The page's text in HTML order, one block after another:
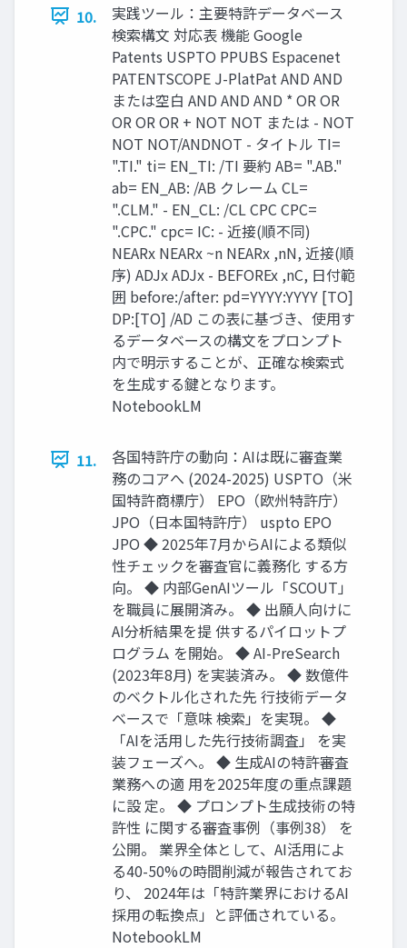
10.
実践ツール：主要特許データベース
検索構文 対応表 機能 Google
Patents USPTO PPUBS Espacenet
PATENTSCOPE J-PlatPat AND AND
または空白 AND AND AND * OR OR
OR OR OR + NOT NOT または - NOT
NOT NOT/ANDNOT - タイトル TI=
".TI." ti= EN_TI: /TI 要約 AB= ".AB."
ab= EN_AB: /AB クレーム CL=
".CLM." - EN_CL: /CL CPC CPC=
".CPC." cpc= IC: - 近接(順不同)
NEARx NEARx ~n NEARx ,nN, 近接(順
序) ADJx ADJx - BEFOREx ,nC, 日付範
囲 before:/after: pd=YYYY:YYYY [TO]
DP:[TO] /AD この表に基づき、使用す
るデータベースの構文をプロンプト
内で明示することが、正確な検索式
を生成する鍵となります。
NotebookLM
11.
各国特許庁の動向：AIは既に審査業
務のコアへ (2024-2025) USPTO（米
国特許商標庁） EPO（欧州特許庁）
JPO（日本国特許庁） uspto EPO
JPO ◆ 2025年7月からAIによる類似
性チェックを審査官に義務化 する方
向。 ◆ 内部GenAIツール「SCOUT」
を職員に展開済み。 ◆ 出願人向けに
AI分析結果を提 供するパイロットプ
ログラム を開始。 ◆ AI-PreSearch
(2023年8月) を実装済み。 ◆ 数億件
のベクトル化された先 行技術データ
ベースで「意味 検索」を実現。 ◆
「AIを活用した先行技術調査」 を実
装フェーズへ。 ◆ 生成AIの特許審査
業務への適 用を2025年度の重点課題
に設 定。 ◆ プロンプト生成技術の特
許性 に関する審査事例（事例38） を
公開。 業界全体として、AI活用によ
る40-50%の時間削減が報告されてお
り、 2024年は「特許業界におけるAI
採用の転換点」と評価されている。
NotebookLM